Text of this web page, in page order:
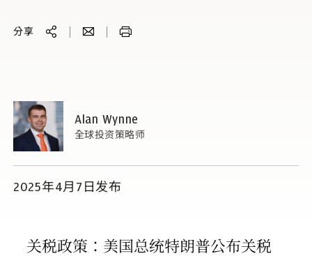
分享
Alan Wynne
全球投资策略师
2025年4月7日发布
关税政策：美国总统特朗普公布关税